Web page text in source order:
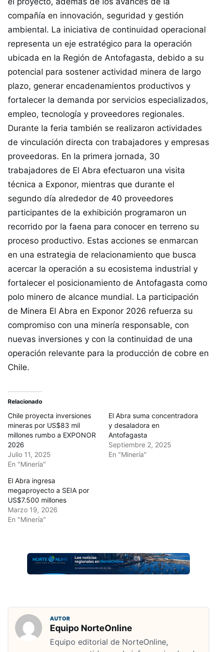
compañía en innovación, seguridad y gestión
ambiental. La iniciativa de continuidad operacional
representa un eje estratégico para la operación
ubicada en la Región de Antofagasta, debido a su
potencial para sostener actividad minera de largo
plazo, generar encadenamientos productivos y
fortalecer la demanda por servicios especializados,
empleo, tecnología y proveedores regionales.
Durante la feria también se realizaron actividades
de vinculación directa con trabajadores y empresas
proveedoras. En la primera jornada, 30
trabajadores de El Abra efectuaron una visita
técnica a Exponor, mientras que durante el
segundo día alrededor de 40 proveedores
participantes de la exhibición programaron un
recorrido por la faena para conocer en terreno su
proceso productivo. Estas acciones se enmarcan
en una estrategia de relacionamiento que busca
acercar la operación a su ecosistema industrial y
fortalecer el posicionamiento de Antofagasta como
polo minero de alcance mundial. La participación
de Minera El Abra en Exponor 2026 refuerza su
compromiso con una minería responsable, con
nuevas inversiones y con la continuidad de una
operación relevante para la producción de cobre en
Chile.
Relacionado
Chile proyecta inversiones
mineras por US$83 mil
millones rumbo a EXPONOR
2026
Julio 11, 2025
En "Minería"
El Abra suma concentradora
y desaladora en
Antofagasta
Septiembre 2, 2025
En "Minería"
El Abra ingresa
megaproyecto a SEIA por
US$7.500 millones
Marzo 19, 2026
En "Minería"
AUTOR
Equipo NorteOnline
Equipo editorial de NorteOnline,